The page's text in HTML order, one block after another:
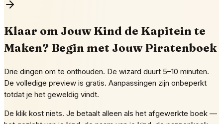
Klaar om Jouw Kind de Kapitein te
Maken? Begin met Jouw Piratenboek
Drie dingen om te onthouden. De wizard duurt 5–10 minuten.
De volledige preview is gratis. Aanpassingen zijn onbeperkt
totdat je het geweldig vindt.
De klik kost niets. Je betaalt alleen als het afgewerkte boek —